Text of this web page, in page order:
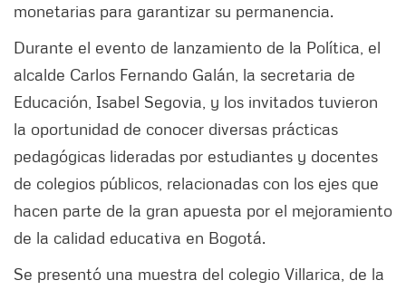
monetarias para garantizar su permanencia.
Durante el evento de lanzamiento de la Política, el
alcalde Carlos Fernando Galán, la secretaria de
Educación, Isabel Segovia, y los invitados tuvieron
la oportunidad de conocer diversas prácticas
pedagógicas lideradas por estudiantes y docentes
de colegios públicos, relacionadas con los ejes que
hacen parte de la gran apuesta por el mejoramiento
de la calidad educativa en Bogotá.
Se presentó una muestra del colegio Villarica, de la